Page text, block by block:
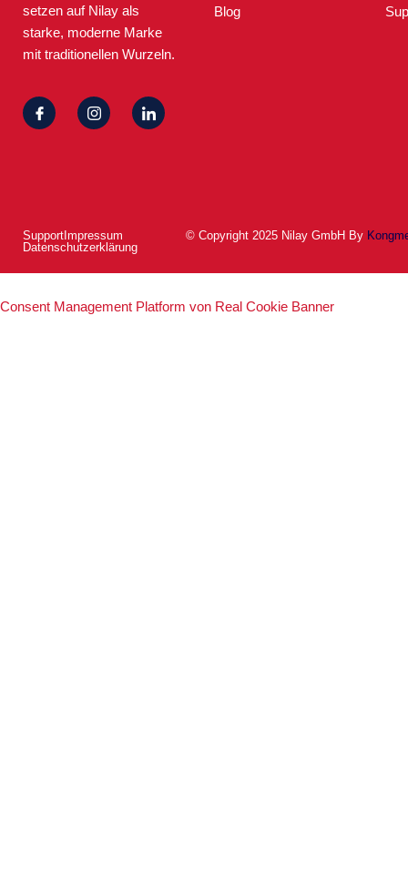
setzen auf Nilay als
starke, moderne Marke
mit traditionellen Wurzeln.
Blog
Support Impressum
Datenschutzerklärung
© Copyright 2025 Nilay GmbH By
Consent Management Platform von Real Cookie Banner